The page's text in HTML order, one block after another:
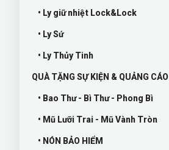
• Ly giữ nhiệt Lock&Lock
• Ly Sứ
• Ly Thủy Tinh
QUÀ TẶNG SỰ KIỆN & QUẢNG CÁO
• Bao Thư - Bì Thư - Phong Bì
• Mũ Lưỡi Trai - Mũ Vành Tròn
• NÓN BẢO HIỂM